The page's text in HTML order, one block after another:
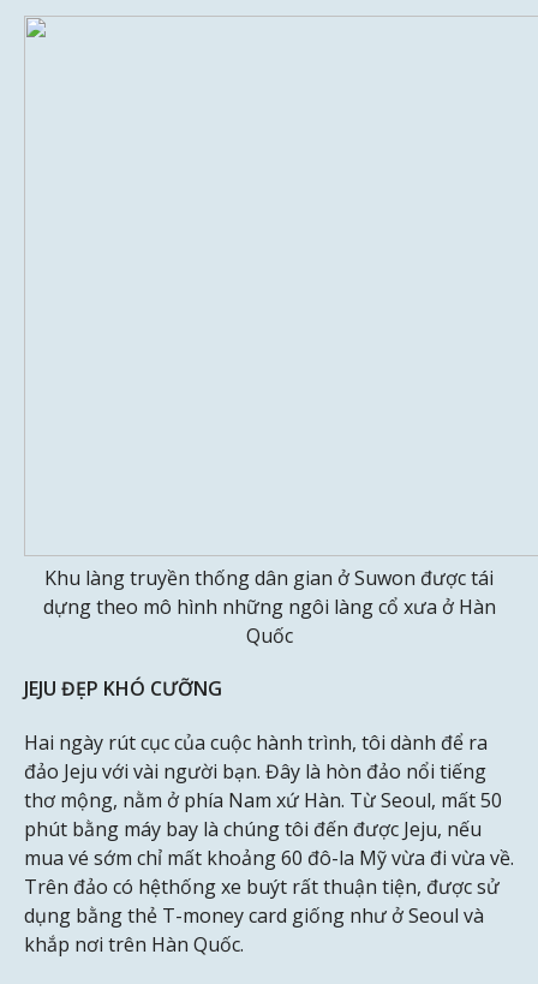
Khu làng truyền thống dân gian ở Suwon được tái
dựng theo mô hình những ngôi làng cổ xưa ở Hàn
Quốc
JEJU ĐẸP KHÓ CƯỠNG
Hai ngày rút cục của cuộc hành trình, tôi dành để ra
đảo Jeju với vài người bạn. Đây là hòn đảo nổi tiếng
thơ mộng, nằm ở phía Nam xứ Hàn. Từ Seoul, mất 50
phút bằng máy bay là chúng tôi đến được Jeju, nếu
mua vé sớm chỉ mất khoảng 60 đô-la Mỹ vừa đi vừa về.
Trên đảo có hệthống xe buýt rất thuận tiện, được sử
dụng bằng thẻ T-money card giống như ở Seoul và
khắp nơi trên Hàn Quốc.